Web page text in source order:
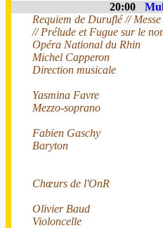
20:00
Requiem de Duruflé //
// Prélude et Fugue sur le
Opéra National du Rhin
Michel Capperon
Direction musicale
Yasmina Favre
Mezzo-soprano
Fabien Gaschy
Baryton
Chœurs de l'OnR
Olivier Baud
Violoncelle